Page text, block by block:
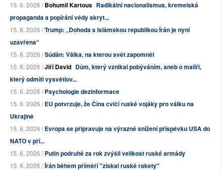
15. 6. 2026 /Bohumil Kartous Radikální nacionalismus, kremelská
propaganda a popírání vědy skryt...
15. 6. 2026 /Trump: „Dohoda s Islámskou republikou Írán je nyní
uzavřena“
15. 6. 2026 /Súdán: Válka, na kterou svět zapomněl
15. 6. 2026 /Jiří David Dům, který vznikal pobýváním, aneb o malíři,
který odmítl vysvětlov...
15. 6. 2026 /Psychologie dezinformace
15. 6. 2026 /EU potvrzuje, že Čína cvičí ruské vojáky pro válku na
Ukrajině
15. 6. 2026 /Evropa se připravuje na výrazné snížení příspěvku USA do
NATO v pří...
15. 6. 2026 /Putin podruhé za rok zvýšil velikost ruské armády
15. 6. 2026 /Írán během příměří "získal ruské rakety"